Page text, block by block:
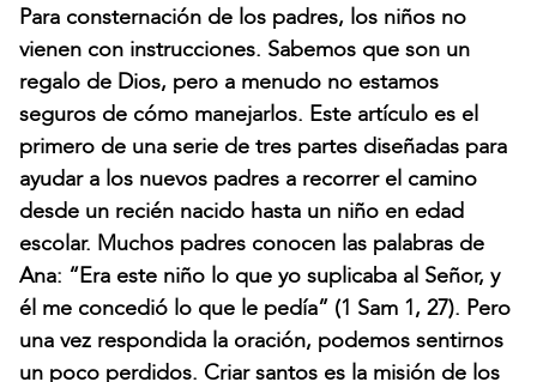
Para consternación de los padres, los niños no
vienen con instrucciones. Sabemos que son un
regalo de Dios, pero a menudo no estamos
seguros de cómo manejarlos. Este artículo es el
primero de una serie de tres partes diseñadas para
ayudar a los nuevos padres a recorrer el camino
desde un recién nacido hasta un niño en edad
escolar. Muchos padres conocen las palabras de
Ana: “Era este niño lo que yo suplicaba al Señor, y
él me concedió lo que le pedía” (1 Sam 1, 27). Pero
una vez respondida la oración, podemos sentirnos
un poco perdidos. Criar santos es la misión de los